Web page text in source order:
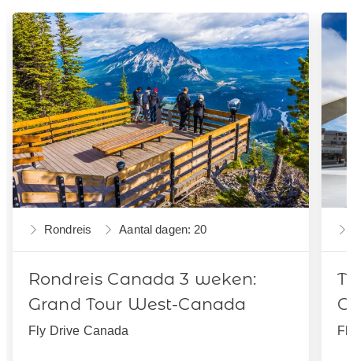
Rondreis Aantal dagen: 20
Rondreis Canada 3 weken:
Grand Tour West-Canada
Fly Drive Canada